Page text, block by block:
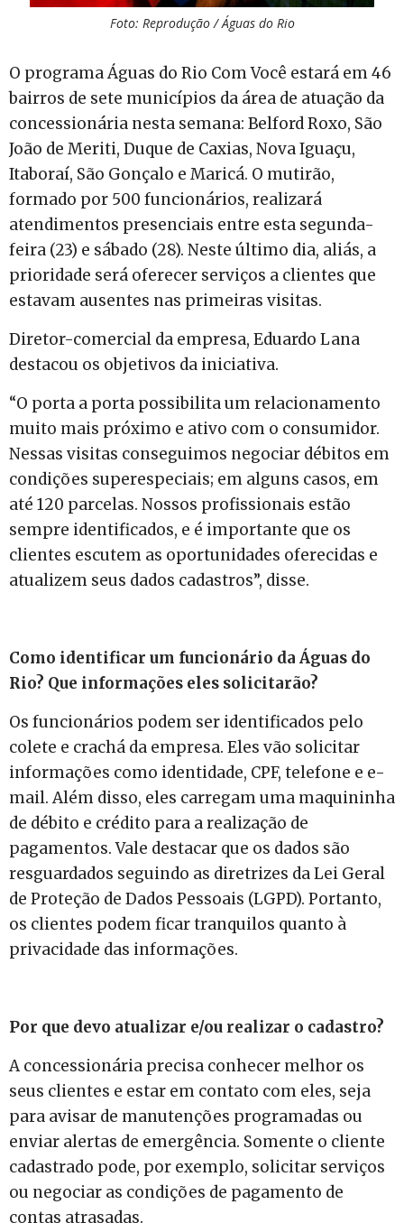
Foto: Reprodução / Águas do Rio
O programa Águas do Rio Com Você estará em 46
bairros de sete municípios da área de atuação da
concessionária nesta semana: Belford Roxo, São
João de Meriti, Duque de Caxias, Nova Iguaçu,
Itaboraí, São Gonçalo e Maricá. O mutirão,
formado por 500 funcionários, realizará
atendimentos presenciais entre esta segunda-
feira (23) e sábado (28). Neste último dia, aliás, a
prioridade será oferecer serviços a clientes que
estavam ausentes nas primeiras visitas.
Diretor-comercial da empresa, Eduardo Lana
destacou os objetivos da iniciativa.
“O porta a porta possibilita um relacionamento
muito mais próximo e ativo com o consumidor.
Nessas visitas conseguimos negociar débitos em
condições superespeciais; em alguns casos, em
até 120 parcelas. Nossos profissionais estão
sempre identificados, e é importante que os
clientes escutem as oportunidades oferecidas e
atualizem seus dados cadastros”, disse.
Como identificar um funcionário da Águas do
Rio? Que informações eles solicitarão?
Os funcionários podem ser identificados pelo
colete e crachá da empresa. Eles vão solicitar
informações como identidade, CPF, telefone e e-
mail. Além disso, eles carregam uma maquininha
de débito e crédito para a realização de
pagamentos. Vale destacar que os dados são
resguardados seguindo as diretrizes da Lei Geral
de Proteção de Dados Pessoais (LGPD). Portanto,
os clientes podem ficar tranquilos quanto à
privacidade das informações.
Por que devo atualizar e/ou realizar o cadastro?
A concessionária precisa conhecer melhor os
seus clientes e estar em contato com eles, seja
para avisar de manutenções programadas ou
enviar alertas de emergência. Somente o cliente
cadastrado pode, por exemplo, solicitar serviços
ou negociar as condições de pagamento de
contas atrasadas.